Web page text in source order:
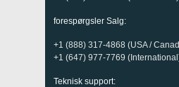
forespørgsler Salg:
+1 (888) 317-4868 (USA /
+1 (647) 977-7769
Teknisk support: